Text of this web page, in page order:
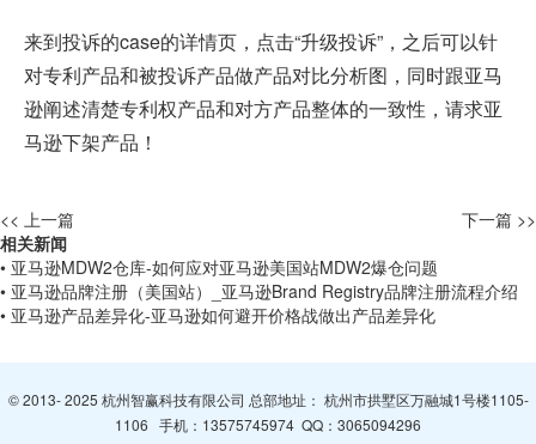
来到投诉的case的详情页，点击“升级投诉”，之后可以针
对专利产品和被投诉产品做产品对比分析图，同时跟亚马
逊阐述清楚专利权产品和对方产品整体的一致性，请求亚
马逊下架产品！
<< 上一篇
下一篇 >>
相关新闻
• 亚马逊MDW2仓库-如何应对亚马逊美国站MDW2爆仓问题
• 亚马逊品牌注册（美国站）_亚马逊Brand Registry品牌注册流程介绍
• 亚马逊产品差异化-亚马逊如何避开价格战做出产品差异化
© 2013- 2025 杭州智赢科技有限公司 总部地址： 杭州市拱墅区万融城1号楼1105-
1106 手机： 13575745974 QQ： 3065094296